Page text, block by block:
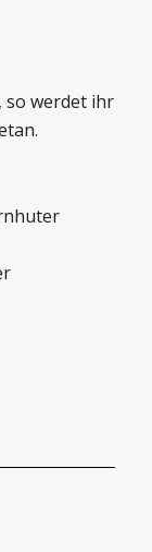
so werdet ihr